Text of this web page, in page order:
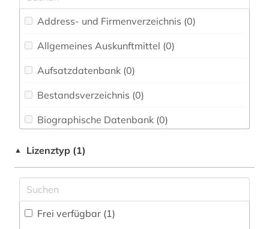
Ethnologie (0)
Geographie (0)
Geowissenschaften (0)
Geschichte (0)
Geschichte der Pädagogik und des
Bildungswesens (0)
Informatik (0)
Address- und Firmenverzeichnis (0)
Allgemeines Auskunftmittel (0)
Aufsatzdatenbank (0)
Bestandsverzeichnis (0)
Biographische Datenbank (0)
Disziplinäre Forschungsdatenrepositorien (0)
▲ Lizenztyp (1)
Frei verfügbar (1)